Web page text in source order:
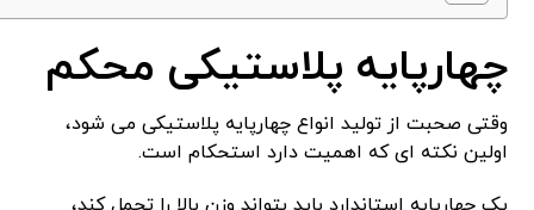
چهارپایه پلاستیکی محکم
وقتی صحبت از تولید انواع چهارپایه پلاستیکی می ‌شود،
اولین نکته‌ ای که اهمیت دارد استحکام است.